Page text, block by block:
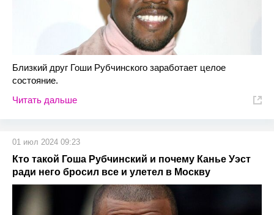
Близкий друг Гоши Рубчинского заработает целое
состояние.
Читать дальше
01 июл 2024 09:23
Кто такой Гоша Рубчинский и почему Канье Уэст
ради него бросил все и улетел в Москву